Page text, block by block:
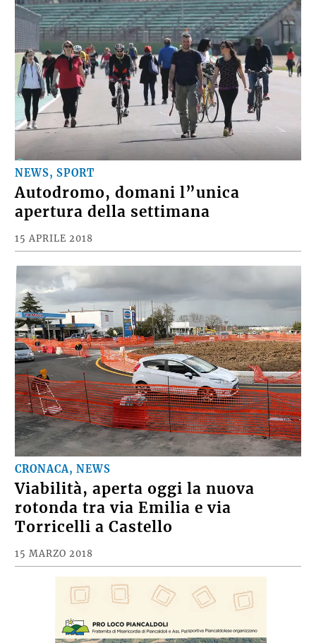
NEWS, SPORT
Autodromo, domani l”unica
apertura della settimana
15 APRILE 2018
CRONACA, NEWS
Viabilità, aperta oggi la nuova
rotonda tra via Emilia e via
Torricelli a Castello
15 MARZO 2018